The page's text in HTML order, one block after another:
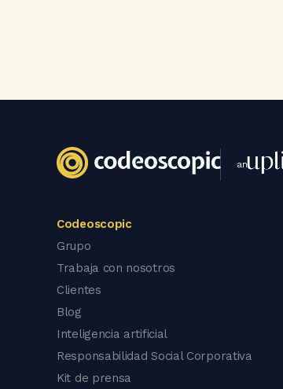
an
Codeoscopic
Grupo
Trabaja con nosotros
Clientes
Blog
Inteligencia artificial
Responsabilidad Social Corporativa
Kit de prensa